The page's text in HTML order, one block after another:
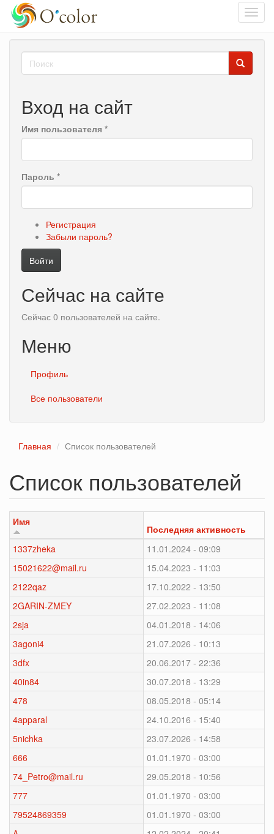
основному
Форма
поиска
Вход на сайт
Имя пользователя *
Пароль *
Регистрация
Забыли пароль?
Войти
Сейчас на сайте
Сейчас 0 пользователей на сайте.
Меню
Профиль
Все пользователи
Главная Список пользователей
Список пользователей
Имя
Последняя активность
1337zheka
11.01.2024 - 09:09
15021622@mail.ru
15.04.2023 - 11:03
2122qaz
17.10.2022 - 13:50
2GARIN-ZMEY
27.02.2023 - 11:08
2sja
04.01.2018 - 14:06
3agoni4
21.07.2026 - 10:13
3dfx
20.06.2017 - 22:36
40in84
30.07.2018 - 13:29
478
08.05.2018 - 05:14
4apparal
24.10.2016 - 15:40
5nichka
23.07.2026 - 14:58
666
01.01.1970 - 03:00
74_Petro@mail.ru
29.05.2018 - 10:56
777
01.01.1970 - 03:00
79524869359
01.01.1970 - 03:00